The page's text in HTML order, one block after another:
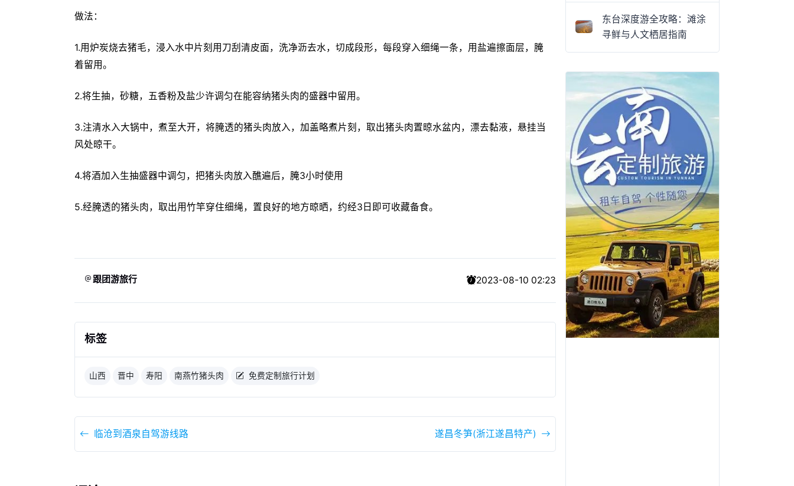
做法：
1.用炉炭烧去猪毛，浸入水中片刻用刀刮清皮面，洗净沥去水，切成段形，每段穿入细绳一条，用盐遍擦面层，腌
着留用。
2.将生抽，砂糖，五香粉及盐少许调匀在能容纳猪头肉的盛器中留用。
3.注清水入大锅中，煮至大开，将腌透的猪头肉放入，加盖略煮片刻，取出猪头肉置晾水盆内，漂去黏液，悬挂当
风处晾干。
4.将酒加入生抽盛器中调匀，把猪头肉放入醮遍后，腌3小时使用
5.经腌透的猪头肉，取出用竹竿穿住细绳，置良好的地方晾晒，约经3日即可收藏备食。
跟团游旅行 2023-08-10 02:23
标签
山西 晋中 寿阳 南燕竹猪头肉 免费定制旅行计划
临沧到酒泉自驾游线路 遂昌冬笋(浙江遂昌特产)
东台深度游全攻略：滩涂
寻鲜与人文栖居指南